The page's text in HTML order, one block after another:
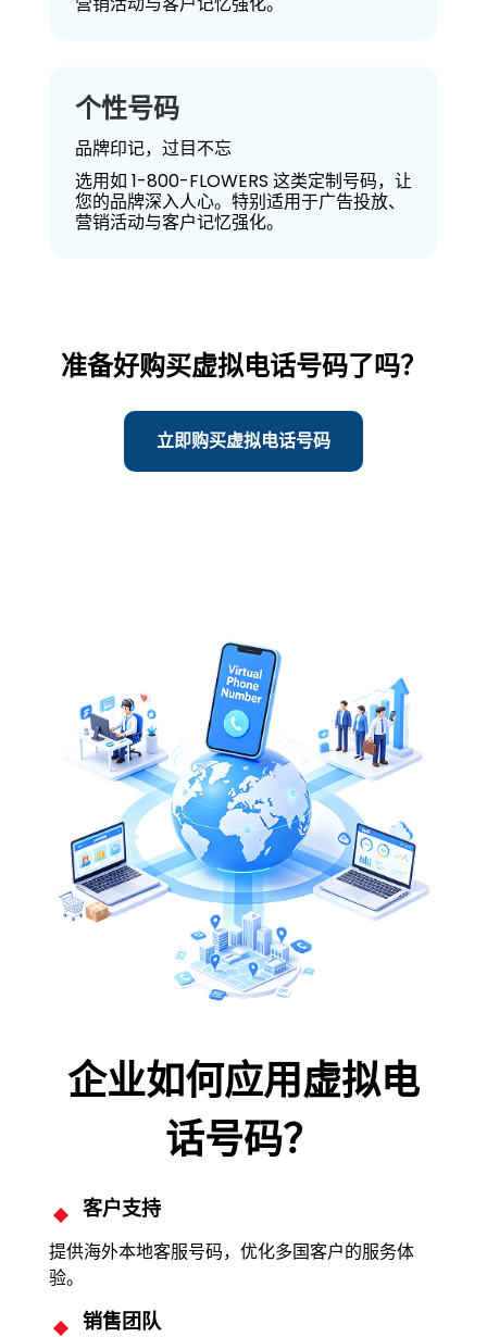
个性号码
品牌印记，过目不忘
选用如 1-800-FLOWERS 这类定制号码，让
您的品牌深入人心。特别适用于广告投放、
营销活动与客户记忆强化。
准备好购买虚拟电话号码了吗？
立即购买虚拟电话号码
企业如何应用虚拟电
话号码？
客户支持
提供海外本地客服号码，优化多国客户的服务体
验。
销售团队